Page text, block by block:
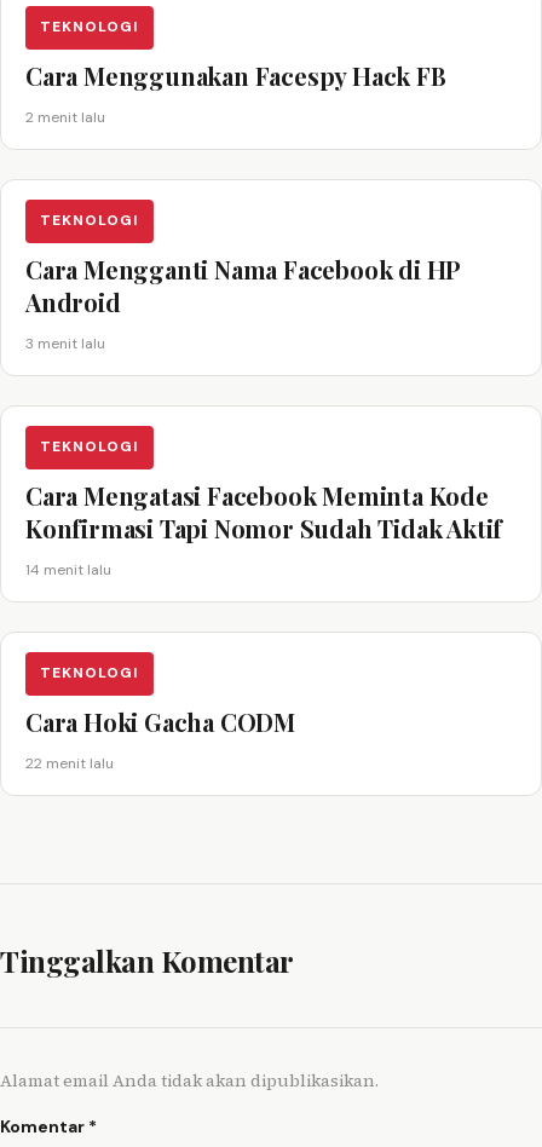
TEKNOLOGI
Cara Menggunakan Facespy Hack FB
2 menit lalu
TEKNOLOGI
Cara Mengganti Nama Facebook di HP
Android
3 menit lalu
TEKNOLOGI
Cara Mengatasi Facebook Meminta Kode
Konfirmasi Tapi Nomor Sudah Tidak Aktif
14 menit lalu
TEKNOLOGI
Cara Hoki Gacha CODM
22 menit lalu
Tinggalkan Komentar
Alamat email Anda tidak akan dipublikasikan.
Komentar *